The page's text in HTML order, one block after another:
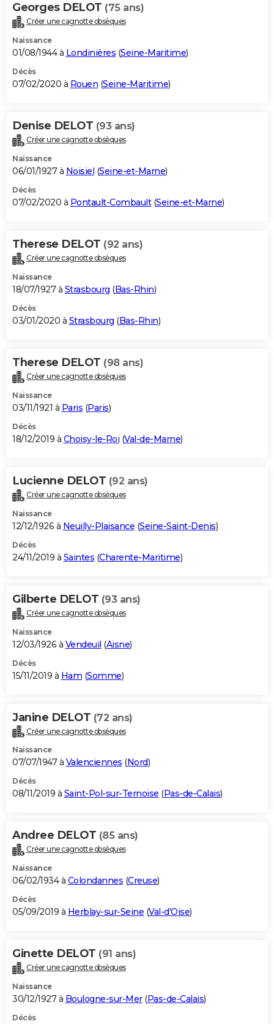
Georges DELOT (75 ans)
Créer une cagnotte obsèques
Naissance
01/08/1944 à Londinières (Seine-Maritime)
Décès
07/02/2020 à Rouen (Seine-Maritime)
Denise DELOT (93 ans)
Créer une cagnotte obsèques
Naissance
06/01/1927 à Noisiel (Seine-et-Marne)
Décès
07/02/2020 à Pontault-Combault(Seine-et-Marne)
Therese DELOT (92 ans)
Créer une cagnotte obsèques
Naissance
18/07/1927 à Strasbourg (Bas-Rhin)
Décès
03/01/2020 à Strasbourg (Bas-Rhin)
Therese DELOT (98 ans)
Créer une cagnotte obsèques
Naissance
03/11/1921 à Paris (Paris)
Décès
18/12/2019 à Choisy-le-Roi (Val-de-Marne)
Lucienne DELOT (92 ans)
Créer une cagnotte obsèques
Naissance
12/12/1926 à Neuilly-Plaisance (Seine-Saint-Denis)
Décès
24/11/2019 à Saintes (Charente-Maritime)
Gilberte DELOT (93 ans)
Créer une cagnotte obsèques
Naissance
12/03/1926 à Vendeuil (Aisne)
Décès
15/11/2019 à Ham (Somme)
Janine DELOT (72 ans)
Créer une cagnotte obsèques
Naissance
07/07/1947 à Valenciennes (Nord)
Décès
08/11/2019 à Saint-Pol-sur-Ternoise (Pas-de-Calais)
Andree DELOT (85 ans)
Créer une cagnotte obsèques
Naissance
06/02/1934 à Colondannes (Creuse)
Décès
05/09/2019 à Herblay-sur-Seine (Val-d'Oise)
Ginette DELOT (91 ans)
Créer une cagnotte obsèques
Naissance
30/12/1927 à Boulogne-sur-Mer(Pas-de-Calais)
Décès